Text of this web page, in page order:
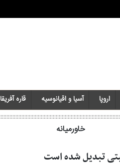
اروپا آسیا و اقیانوسیه قاره آفریقا
خاورمیانه‌
تبدیل شده است